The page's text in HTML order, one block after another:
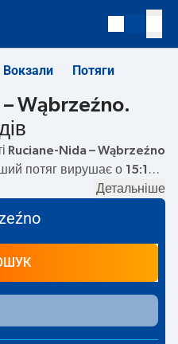
Вокзали Потяги
– Wąbrzeźno.
Ruciane-Nida – Wąbrzeźno
потяг вирушає о 15:14з
Наразі на маршруті
потяги перевізника PKP
маршрут на станції Wąbrzeźno.
Детальніше